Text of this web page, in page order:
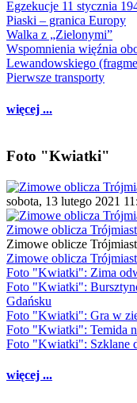
Egzekucje 11 stycznia
Piaski – granica Europy
Walka z „Zielonymi”
Wspomnienia więźnia
Lewandowskiego
Pierwsze transporty
więcej ...
Foto "Kwiatki"
sobota, 13 lutego 2021
Zimowe oblicza
Zimowe oblicze
Zimowe oblicza
Foto "Kwiatki": Zima
Foto "Kwiatki":
Gdańsku
Foto "Kwiatki": Gra w
Foto "Kwiatki": Temida
Foto "Kwiatki": Szklane
więcej ...